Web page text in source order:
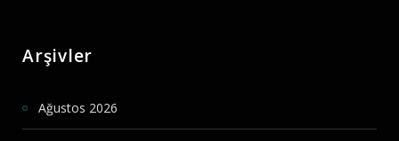
Arşivler
Ağustos 2026